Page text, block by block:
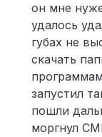
он мне
удалось
губах не
скачать
запустил
пошли
моргнул